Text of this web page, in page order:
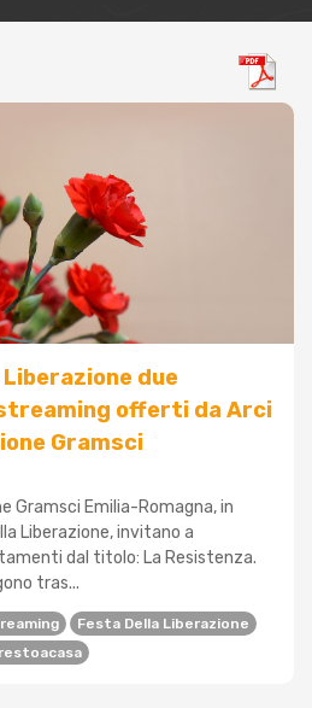
due
offerti da Arci
Gramsci
Gramsci Emilia-Romagna, in
Liberazione, invitano a
dal titolo: La Resistenza.
tras...
Festa Della Liberazione